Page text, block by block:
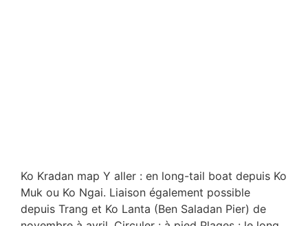
Ko Kradan map Y aller : en long-tail boat depuis Ko
Muk ou Ko Ngai. Liaison également possible
depuis Trang et Ko Lanta (Ben Saladan Pier) de